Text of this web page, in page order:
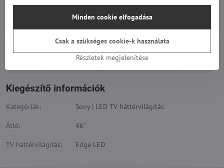
Sony | LED TV háttérvilágítás
Kiegészítő információk
Kategóriák: Sony | LED TV háttérvilágítás
Átló: 46"
TV háttérvilágítás: Edge LED
Részletek megjelenítése
Minden cookie elfogadása
Csak a szükséges cookie-k használata